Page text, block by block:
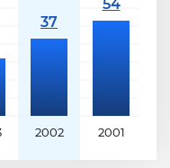
2002 2001